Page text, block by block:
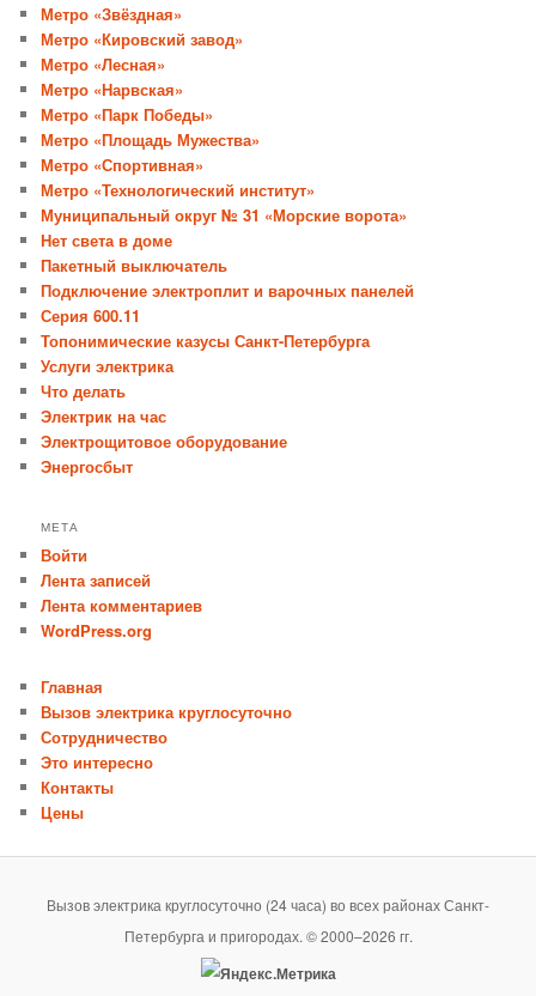
Метро «Звёздная»
Метро «Кировский завод»
Метро «Лесная»
Метро «Нарвская»
Метро «Парк Победы»
Метро «Площадь Мужества»
Метро «Спортивная»
Метро «Технологический институт»
Муниципальный округ № 31 «Морские ворота»
Нет света в доме
Пакетный выключатель
Подключение электроплит и варочных панелей
Серия 600.11
Топонимические казусы Санкт-Петербурга
Услуги электрика
Что делать
Электрик на час
Электрощитовое оборудование
Энергосбыт
МЕТА
Войти
Лента записей
Лента комментариев
WordPress.org
Главная
Вызов электрика круглосуточно
Сотрудничество
Это интересно
Контакты
Цены
Вызов электрика круглосуточно (24 часа) во всех районах Санкт-
Петербурга и пригородах. © 2000–2026 гг.